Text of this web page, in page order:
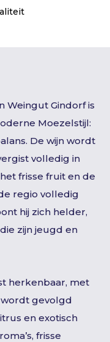
Weingut Gindorf is
Moezelstijl:
De wijn wordt
volledig in
frisse fruit en de
regio volledig
hij zich helder,
zijn jeugd en
herkenbaar, met
gevolgd
en exotisch
frisse